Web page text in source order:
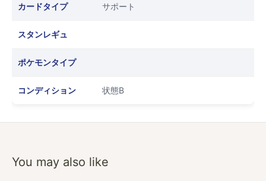
カードタイプ サポート
スタンレギュ
ポケモンタイプ
コンディション 状態B
You may also like